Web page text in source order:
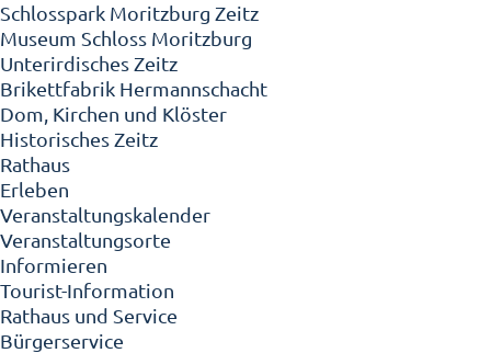
Schlosspark Moritzburg Zeitz
Museum Schloss Moritzburg
Unterirdisches Zeitz
Brikettfabrik Hermannschacht
Dom, Kirchen und Klöster
Historisches Zeitz
Rathaus
Erleben
Veranstaltungskalender
Veranstaltungsorte
Informieren
Tourist-Information
Rathaus und Service
Bürgerservice